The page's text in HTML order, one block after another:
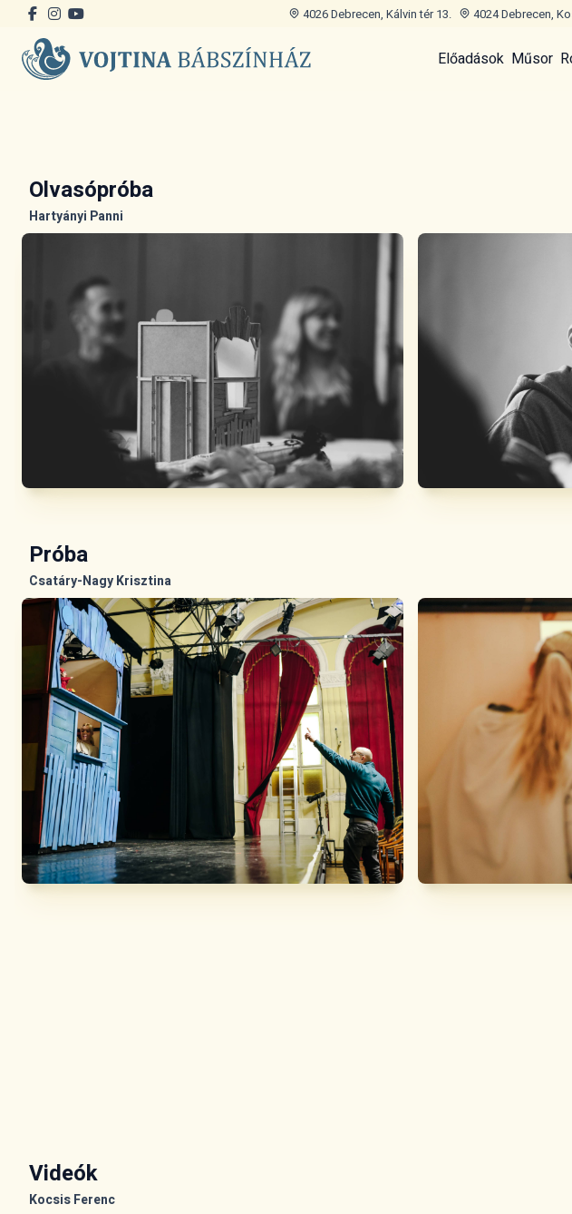
4026 Debrecen, Kálvin tér 13. 4024 Debrecen,
Előadások Műsor
Olvasópróba
Hartyányi Panni
Próba
Csatáry-Nagy Krisztina
Videók
Kocsis Ferenc